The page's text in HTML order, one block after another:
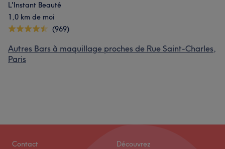
L'Instant Beauté
1,0 km de moi
(969)
Autres Bars à maquillage proches de Rue Saint-Charles,
Paris
Contact Découvrez